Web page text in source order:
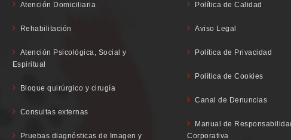
Atención Domiciliaria
Rehabilitación
Atención Psicológica, Social y
Espiritual
Bloque quirúrgico y cirugía
Consultas externas
Pruebas diagnósticas de Imagen y
Política de Calidad
Aviso Legal
Política de Privacidad
Política de Cookies
Canal de Denuncias
Manual de
Corporativa